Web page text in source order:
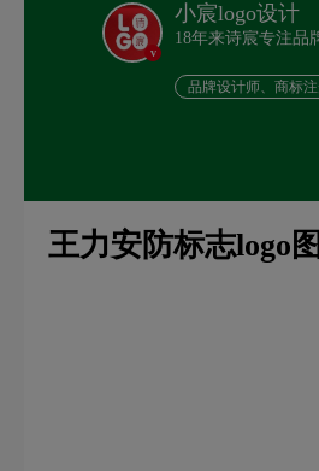
v
小宸logo设计
18年来诗宸专注品
品牌设计师、商标
王力安防标志logo